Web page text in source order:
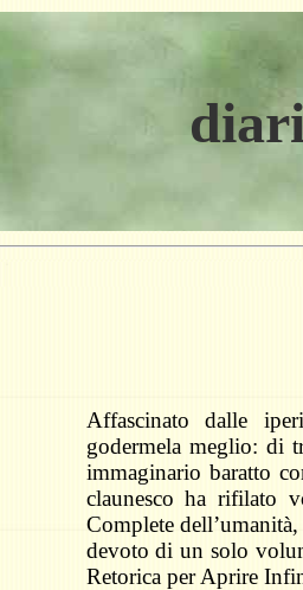
Affascinato dalle
godermela meglio: di
immaginario baratto
claunesco ha rifilato
Complete
devoto di un solo
Retorica per Aprire